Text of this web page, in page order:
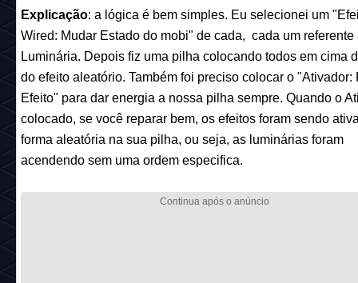
Explicação: a lógica é bem simples. Eu selecionei um
Wired: Mudar Estado do mobi" de cada, cada um referente
Luminária. Depois fiz uma pilha colocando todos em cima
do efeito aleatório. Também foi preciso colocar o "Ativador:
Efeito" para dar energia a nossa pilha sempre. Quando o
colocado, se você reparar bem, os efeitos foram sendo
forma aleatória na sua pilha, ou seja, as luminárias foram
acendendo sem uma ordem especifica.